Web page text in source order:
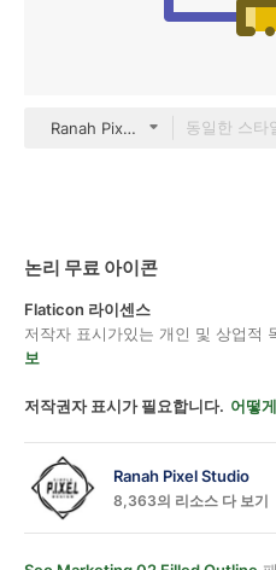
Ranah Pixel Studio color
논리 무료 아이콘
Flaticon 라이센스
저작자 표시가있는 개인 및 상업적
보
저작권자 표시가 필요합니다. 어떻
Ranah Pixel Studio
8,363의 리소스 다 보기